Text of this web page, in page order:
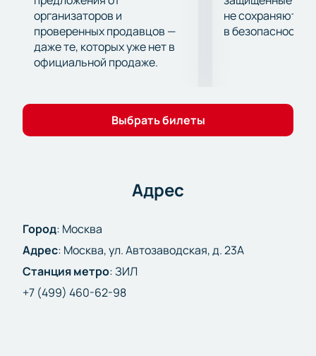
организаторов и
проверенных продавцов —
даже те, которых уже нет в
официальной продаже.
не сохраняются
в безопасности.
Выбрать билеты
Адрес
Город: Москва
Адрес: Москва, ул. Автозаводская, д. 23А
Станция метро:ЗИЛ
+7 (499) 460-62-98